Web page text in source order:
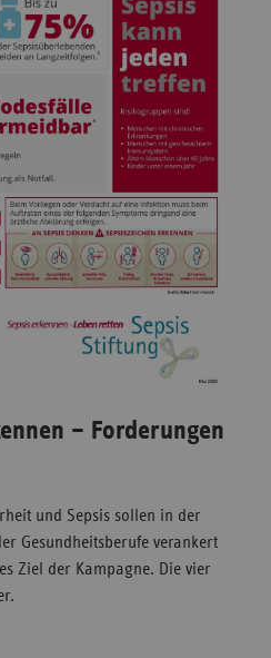
– Forderungen
und Sepsis sollen in der
Gesundheitsberufe verankert
Ziel der Kampagne. Die vier